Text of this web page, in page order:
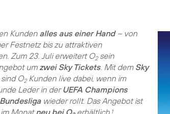
Kundenalles aus einer Hand– von
Festnetz bis zu attraktiven
Zum 23. Juli erweitert O2sein
umzwei Sky Tickets. Mit dem Sky
O2Kunden live dabei, wenn im
Leder in der UEFA Champions
wieder rollt. Das Angebot ist
Monatneu bei O erhältlich.1